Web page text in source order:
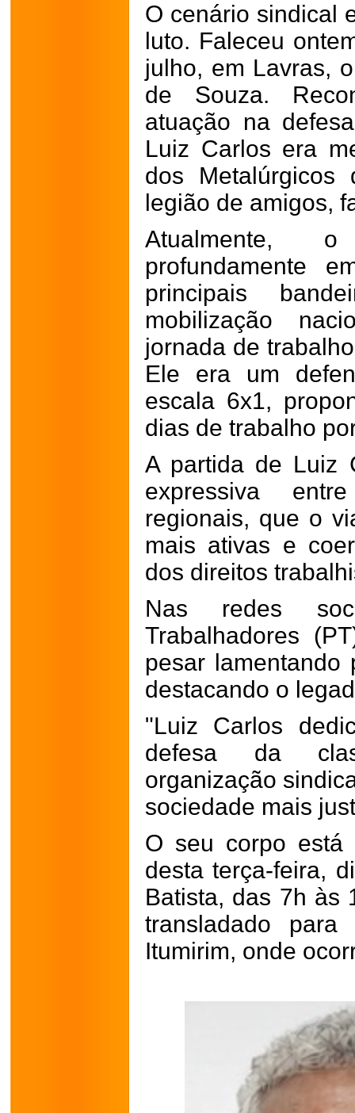
O cenário sindical
luto. Faleceu
julho, em Lavras,
de Souza.
atuação na
Luiz Carlos era
dos
legião de amigos,
Atualmente,
profundamente
principais
mobilização
jornada de
Ele era um
escala 6x1,
dias de trabalho
A partida de Luiz
expressiva
regionais, que o
mais ativas e
dos direitos
Nas redes
Trabalhadores
pesar lamentando
destacando o
"Luiz Carlos
defesa da
organização
sociedade mais
O seu corpo está
desta terça-feira,
Batista, das 7h às
transladado
Itumirim, onde